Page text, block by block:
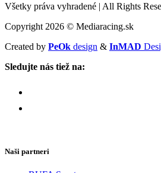
Všetky práva vyhradené | All Rights
Copyright 2026 © Mediaracing.sk
Created by PeOk design & InMAD
Sledujte nás tiež na:
Naši partneri